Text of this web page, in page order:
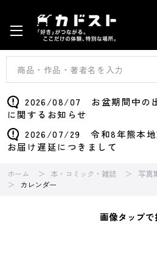
2026/08/07 お盆期間中の
に関するお知らせ
2026/07/29 令和8年熊本地
お届け遅延につきまして
ホーム 本・コミック・雑誌
写真
カレンダー
画像タップで